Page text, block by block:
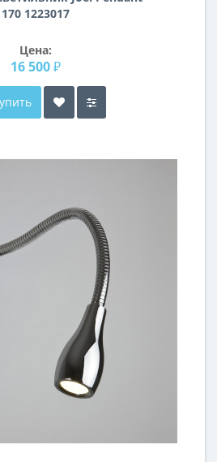
170 1223017
Цена:
16 500 ₽